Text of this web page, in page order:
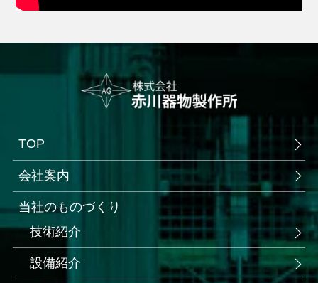
TOP
会社案内
当社のものづくり
技術紹介
設備紹介